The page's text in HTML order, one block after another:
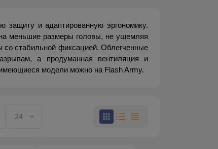
защиту и адаптированную эргономику.
меньшие размеры головы, не ущемляя
со стабильной фиксацией. Облегченные
а продуманная вентиляция и
модели можно на Flash Army.